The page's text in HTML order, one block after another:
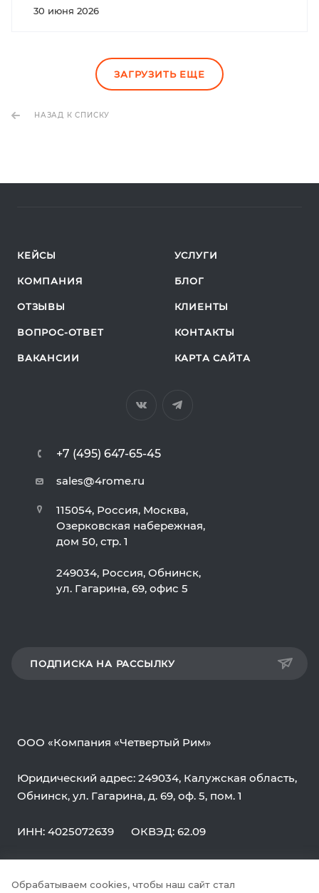
30 июня 2026
ЗАГРУЗИТЬ ЕЩЕ
НАЗАД К СПИСКУ
КЕЙСЫ УСЛУГИ
КОМПАНИЯ БЛОГ
ОТЗЫВЫ КЛИЕНТЫ
ВОПРОС-ОТВЕТ КОНТАКТЫ
ВАКАНСИИ КАРТА САЙТА
+7 (495) 647-65-45
sales@4rome.ru
115054, Россия, Москва,
Озерковская набережная,
дом 50, стр. 1
249034, Россия, Обнинск,
ул. Гагарина, 69, офис 5
ПОДПИСКА НА РАССЫЛКУ
ООО «Компания «Четвертый Рим»
Юридический адрес: 249034, Калужская область,
Обнинск, ул. Гагарина, д. 69, оф. 5, пом. 1
ИНН: 4025072639 ОКВЭД: 62.09
Обрабатываем cookies, чтобы наш сайт стал